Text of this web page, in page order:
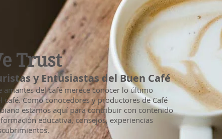
Trust
y Entusiastas del Buen Café
amantes del café merece conocer lo último
Como conocedores y productores de Café
estamos aquí para contribuir con contenido
educativa, consejos, experiencias